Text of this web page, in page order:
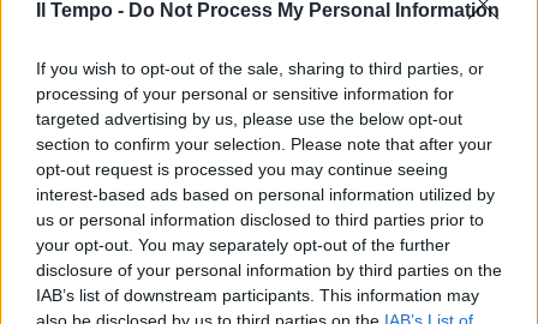
Il Tempo - Do Not Process My Personal Information
If you wish to opt-out of the sale, sharing to third parties, or
processing of your personal or sensitive information for
targeted advertising by us, please use the below opt-out
section to confirm your selection. Please note that after your
opt-out request is processed you may continue seeing
interest-based ads based on personal information utilized by
us or personal information disclosed to third parties prior to
your opt-out. You may separately opt-out of the further
disclosure of your personal information by third parties on the
IAB’s list of downstream participants. This information may